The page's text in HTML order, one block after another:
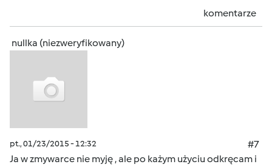
komentarze
nullka (niezweryfikowany)
pt., 01/23/2015 - 12:32
#7
Ja w zmywarce nie myję , ale po każym użyciu odkręcam i